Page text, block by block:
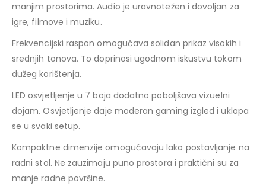
manjim prostorima. Audio je uravnotežen i dovoljan za
igre, filmove i muziku.
Frekvencijski raspon omogućava solidan prikaz visokih i
srednjih tonova. To doprinosi ugodnom iskustvu tokom
dužeg korištenja.
LED osvjetljenje u 7 boja dodatno poboljšava vizuelni
dojam. Osvjetljenje daje moderan gaming izgled i uklapa
se u svaki setup.
Kompaktne dimenzije omogućavaju lako postavljanje na
radni stol. Ne zauzimaju puno prostora i praktični su za
manje radne površine.